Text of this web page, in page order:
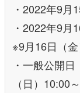
・2022年9月
・2022年9月
※9月16日（
・一般公開
（日）10:00